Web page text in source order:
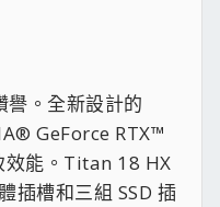
。全新設計的
GeForce RTX™
效能。Titan 18 HX
插槽和三組 SSD 插